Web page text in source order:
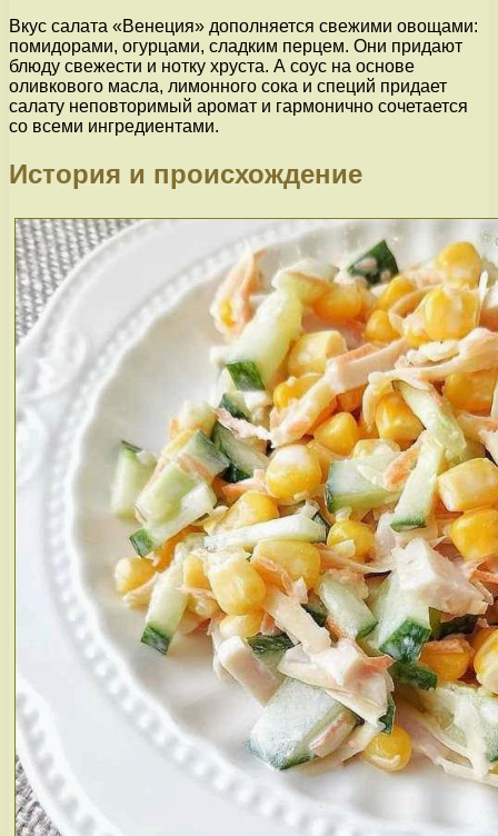
Вкус салата «Венеция» дополняется свежими овощами:
помидорами, огурцами, сладким перцем. Они придают
блюду свежести и нотку хруста. А соус на основе
оливкового масла, лимонного сока и специй придает
салату неповторимый аромат и гармонично сочетается
со всеми ингредиентами.
История и происхождение